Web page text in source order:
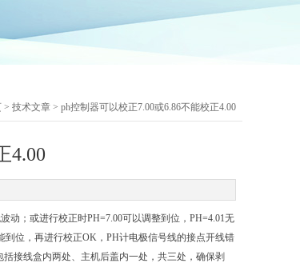
> 技术文章 > ph控制器可以校正7.00或6.86不能校正4.00
4.00
动；或进行校正时PH=7.00可以调整到位，PH=4.01无
位，再进行校正OK，PH计电极信号线的接点开线错
接线盒内两处、主机后盖内一处，共三处，确保剥